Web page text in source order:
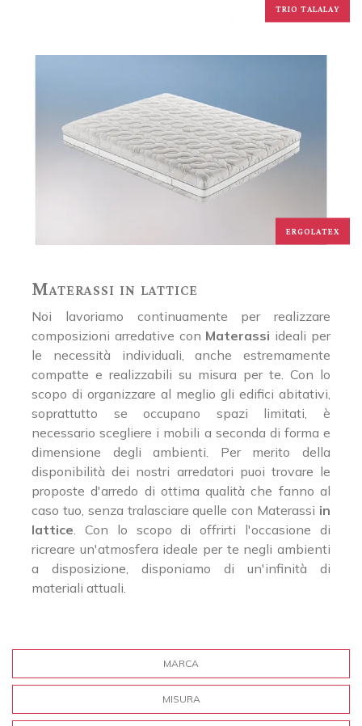
TRIO TALALAY
ERGOLATEX
Materassi in lattice
Noi lavoriamo continuamente per realizzare
composizioni arredative con Materassi ideali per
le necessità individuali, anche estremamente
compatte e realizzabili su misura per te. Con lo
scopo di organizzare al meglio gli edifici abitativi,
soprattutto se occupano spazi limitati, è
necessario scegliere i mobili a seconda di forma e
dimensione degli ambienti. Per merito della
disponibilità dei nostri arredatori puoi trovare le
proposte d'arredo di ottima qualità che fanno al
caso tuo, senza tralasciare quelle con Materassi in
lattice. Con lo scopo di offrirti l'occasione di
ricreare un'atmosfera ideale per te negli ambienti
a disposizione, disponiamo di un'infinità di
materiali attuali.
MARCA
MISURA